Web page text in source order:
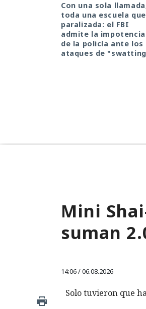
Con una sola
toda una escuela
paralizada: el FBI
admite la impotencia
de la policía ante los
ataques de
Mini
suman
14:06 / 06.08.2026
Solo tuvieron que